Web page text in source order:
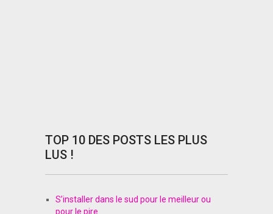
TOP 10 DES POSTS LES PLUS
LUS !
S’installer dans le sud pour le meilleur ou
pour le pire